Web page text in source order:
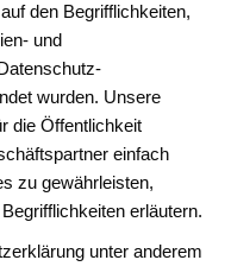
den Begrifflichkeiten,
und
wurden. Unsere
die Öffentlichkeit
einfach
zu gewährleisten,
erläutern.
unter anderem